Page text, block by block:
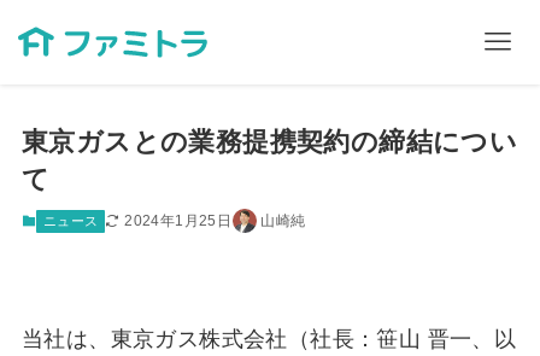
東京ガスとの業務提携契約の締結につい
て
ニュース 2024年1月25日 山崎純
当社は、東京ガス株式会社（社長：笹山 晋一、以